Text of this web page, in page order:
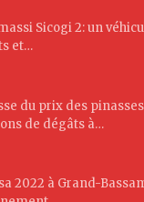
Sicogi 2: un
et…
du prix des
de dégâts à…
2022 à Grand-